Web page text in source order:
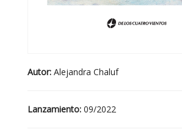
Autor: Alejandra Chaluf
Lanzamiento: 09/2022